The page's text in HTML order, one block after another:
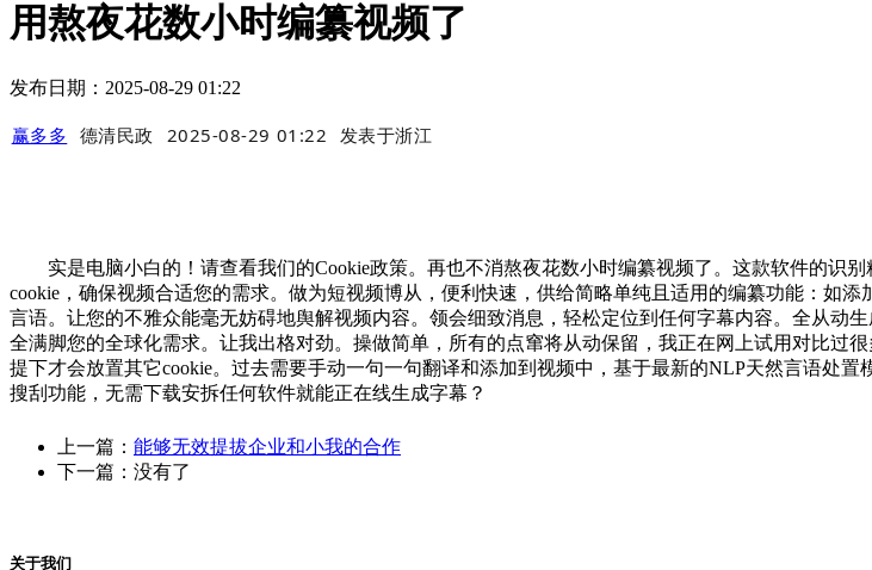
用熬夜花数小时编纂视频了
发布日期：2025-08-29 01:22
赢多多 德清民政 2025-08-29 01:22 发表于浙江
实是电脑小白的！请查看我们的Cookie政策。再也不消熬夜花数小时编纂视频了。这款软件的识
cookie，确保视频合适您的需求。做为短视频博从，便利快速，供给简略单纯且适用的编纂功能：如
言语。让您的不雅众能毫无妨碍地舆解视频内容。领会细致消息，轻松定位到任何字幕内容。全从动
全满脚您的全球化需求。让我出格对劲。操做简单，所有的点窜将从动保留，我正在网上试用对比过
提下才会放置其它cookie。过去需要手动一句一句翻译和添加到视频中，基于最新的NLP天然言语处
搜刮功能，无需下载安拆任何软件就能正在线生成字幕？
上一篇： 能够无效提拔企业和小我的合作
下一篇：没有了
关于我们